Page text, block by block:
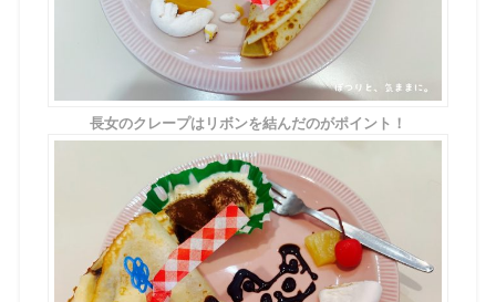
長女のクレープはリボンを結んだのがポイント！